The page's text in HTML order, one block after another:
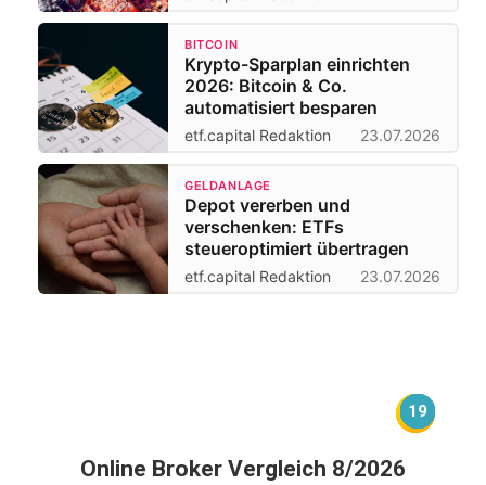
BITCOIN
Krypto-Sparplan einrichten
2026: Bitcoin & Co.
automatisiert besparen
etf.capital Redaktion 23.07.2026
GELDANLAGE
Depot vererben und
verschenken: ETFs
steueroptimiert übertragen
etf.capital Redaktion 23.07.2026